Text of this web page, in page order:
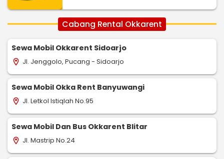
Cabang Rental Okkarent
Sewa Mobil Okkarent Sidoarjo
location_on Jl. Jenggolo, Pucang - Sidoarjo
Sewa Mobil Okka Rent Banyuwangi
location_on Jl. Letkol Istiqlah No.95
Sewa Mobil Dan Bus Okkarent Blitar
location_on Jl. Mastrip No.24